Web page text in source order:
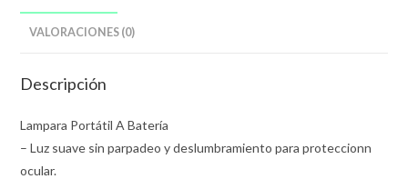
VALORACIONES (0)
Descripción
Lampara Portátil A Batería
– Luz suave sin parpadeo y deslumbramiento para proteccionn
ocular.